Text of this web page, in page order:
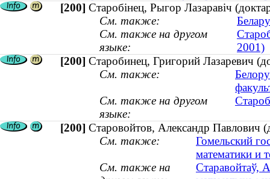
[200] Старобінец, Рыгор Лазаравіч
См. также:
См. также на другом
языке:
2001)
[200] Старобинец, Григорий Лазаревич
См. также:
См. также на другом
языке:
[200] Старовойтов, Александр Павлович
См. также:
Гомельский
математики и
См. также на
Старавойтаў,